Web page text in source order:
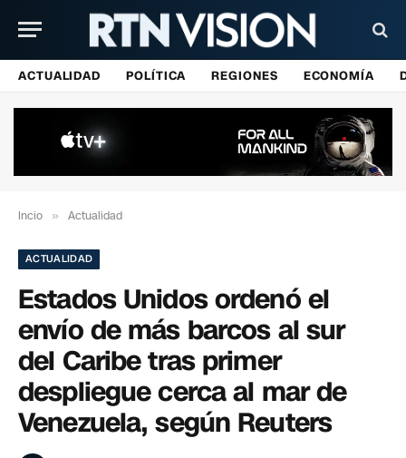
ACTUALIDAD POLÍTICA REGIONES ECONOMÍA
Incio » Actualidad
ACTUALIDAD
Estados Unidos ordenó el
envío de más barcos al sur
del Caribe tras primer
despliegue cerca al mar de
Venezuela, según Reuters